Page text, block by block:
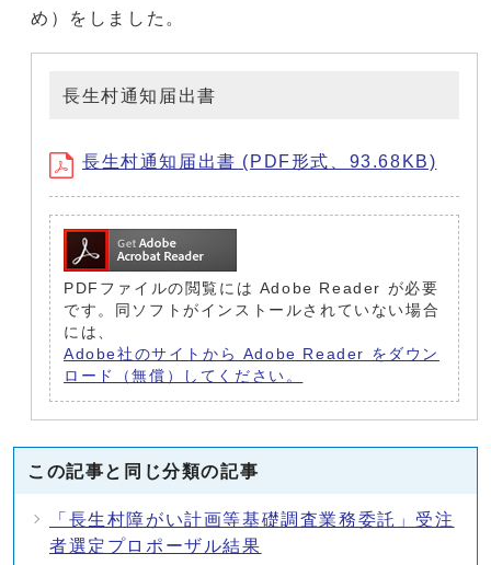
め）をしました。
長生村通知届出書
長生村通知届出書 (PDF形式、93.68KB)
PDFファイルの閲覧には Adobe Reader が必要
です。同ソフトがインストールされていない場合
には、
Adobe社のサイトから Adobe Reader をダウン
ロード（無償）してください。
この記事と同じ分類の記事
「長生村障がい計画等基礎調査業務委託」受注
者選定プロポーザル結果